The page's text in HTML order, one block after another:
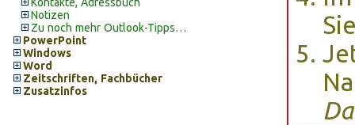
Notizen
Zu noch mehr Outlook-Tipps…
PowerPoint
Windows
Word
Zeitschriften, Fachbücher
Zusatzinfos